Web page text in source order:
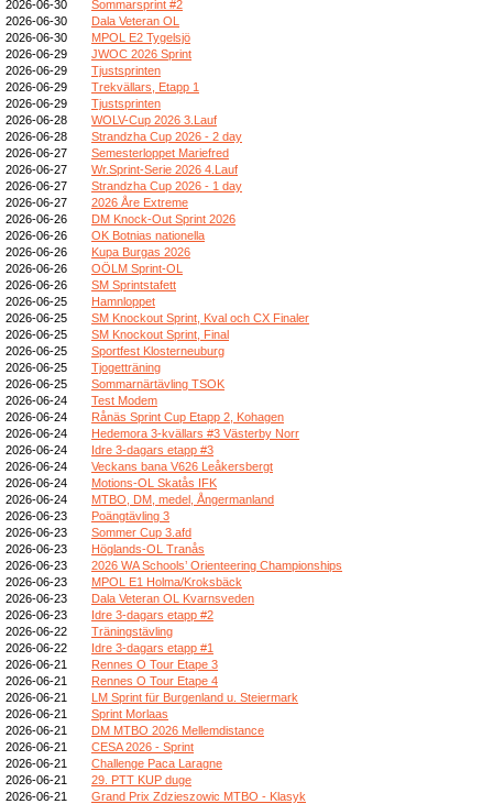
2026-06-30
Sommarsprint #2
2026-06-30
Dala Veteran OL
2026-06-30
MPOL E2 Tygelsjö
2026-06-29
JWOC 2026 Sprint
2026-06-29
Tjustsprinten
2026-06-29
Trekvällars, Etapp 1
2026-06-29
Tjustsprinten
2026-06-28
WOLV-Cup 2026 3.Lauf
2026-06-28
Strandzha Cup 2026 - 2 day
2026-06-27
Semesterloppet Mariefred
2026-06-27
Wr.Sprint-Serie 2026 4.Lauf
2026-06-27
Strandzha Cup 2026 - 1 day
2026-06-27
2026 Åre Extreme
2026-06-26
DM Knock-Out Sprint 2026
2026-06-26
OK Botnias nationella
2026-06-26
Kupa Burgas 2026
2026-06-26
OÖLM Sprint-OL
2026-06-26
SM Sprintstafett
2026-06-25
Hamnloppet
2026-06-25
SM Knockout Sprint, Kval och CX Finaler
2026-06-25
SM Knockout Sprint, Final
2026-06-25
Sportfest Klosterneuburg
2026-06-25
Tjogetträning
2026-06-25
Sommarnärtävling TSOK
2026-06-24
Test Modem
2026-06-24
Rånäs Sprint Cup Etapp 2, Kohagen
2026-06-24
Hedemora 3-kvällars #3 Västerby Norr
2026-06-24
Idre 3-dagars etapp #3
2026-06-24
Veckans bana V626 Leåkersbergt
2026-06-24
Motions-OL Skatås IFK
2026-06-24
MTBO, DM, medel, Ångermanland
2026-06-23
Poängtävling 3
2026-06-23
Sommer Cup 3.afd
2026-06-23
Höglands-OL Tranås
2026-06-23
2026 WA Schools’ Orienteering Championships
2026-06-23
MPOL E1 Holma/Kroksbäck
2026-06-23
Dala Veteran OL Kvarnsveden
2026-06-23
Idre 3-dagars etapp #2
2026-06-22
Träningstävling
2026-06-22
Idre 3-dagars etapp #1
2026-06-21
Rennes O Tour Etape 3
2026-06-21
Rennes O Tour Etape 4
2026-06-21
LM Sprint für Burgenland u. Steiermark
2026-06-21
Sprint Morlaas
2026-06-21
DM MTBO 2026 Mellemdistance
2026-06-21
CESA 2026 - Sprint
2026-06-21
Challenge Paca Laragne
2026-06-21
29. PTT KUP duge
2026-06-21
Grand Prix Zdzieszowic MTBO - Klasyk